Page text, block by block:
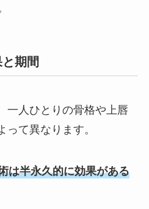
期間
一人ひとりの骨格や上唇
て異なります。
は半永久的に効果がある